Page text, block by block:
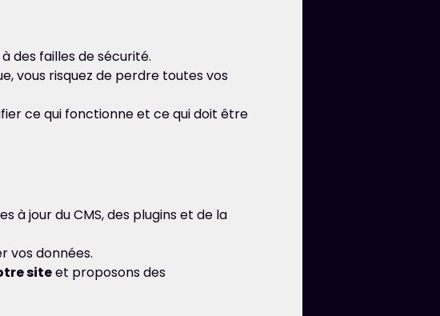
des failles de sécurité.
vous risquez de perdre toutes vos
ce qui fonctionne et ce qui doit être
à jour du CMS, des plugins et de la
vos données.
siteet proposons des